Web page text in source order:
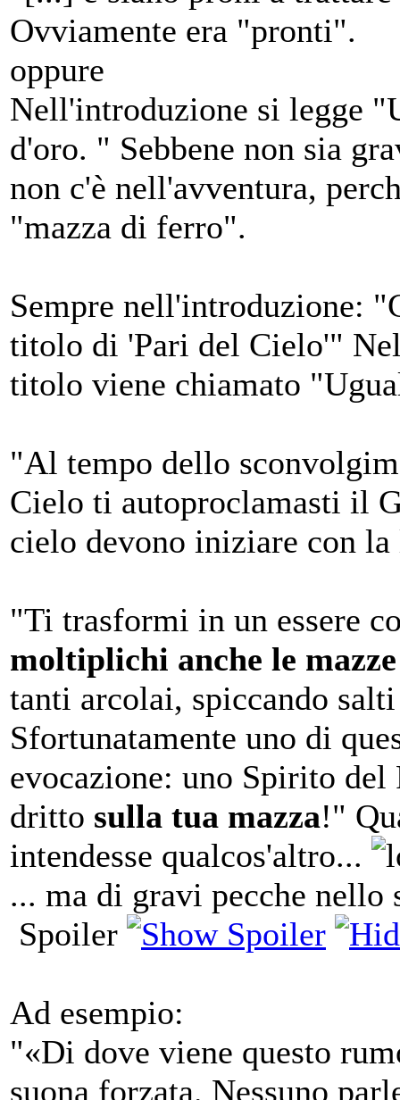
Ovviamente era "pronti".
oppure
Nell'introduzione si legge
d'oro. " Sebbene non sia
non c'è nell'avventura,
"mazza di ferro".
Sempre nell'introduzione:
titolo di 'Pari del Cielo'"
titolo viene chiamato
"Al tempo dello
Cielo ti autoproclamasti il
cielo devono iniziare con la
"Ti trasformi in un essere
moltiplichi anche le
tanti arcolai, spiccando
Sfortunatamente uno di
evocazione: uno Spirito
dritto sulla tua mazza!"
intendesse qualcos'altro...
... ma di gravi pecche nello
Spoiler
Ad esempio:
"«Di dove viene questo
suona forzata. Nessuno